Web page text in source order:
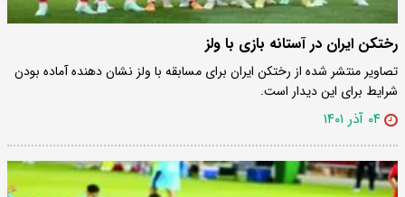
رختکن ایران در آستانه بازی با ولز
تصاویر منتشر شده از رختکن ایران برای مسابقه با ولز نشان دهنده آماده بودن
شرایط برای این دیدار است.
۰۴ آذر ۱۴۰۱